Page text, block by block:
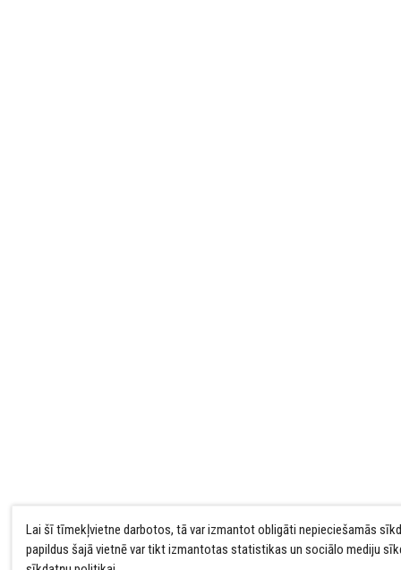
Lai šī tīmekļvietne darbotos, tā var izmantot obligāti nepieciešamās
papildus šajā vietnē var tikt izmantotas statistikas un sociālo mediju